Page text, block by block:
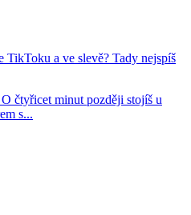
a ve slevě? Tady nejspíš
čtyřicet minut později stojíš u
s...